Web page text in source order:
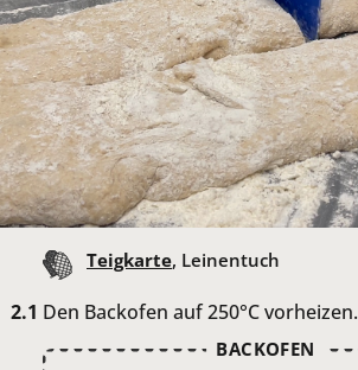
Teigkarte, Leinentuch
Den Backofen auf 250°C vorheizen.
BACKOFEN